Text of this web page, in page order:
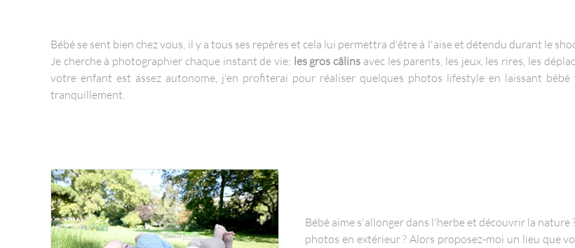
Bébé se sent bien chez vous, il y a tous ses repères et cela lui permettra d'être à l'aise et détendu durant le
Je cherche à photographier chaque instant de vie; les gros câlins avec les parents, les jeux, les rires, les
votre enfant est assez autonome, j'en profiterai pour réaliser quelques photos lifestyle en laissant bébé
tranquillement.
Bébé aime s'allonger dans l'herbe et découvrir la
photos en extérieur ? Alors proposez-moi un lieu que